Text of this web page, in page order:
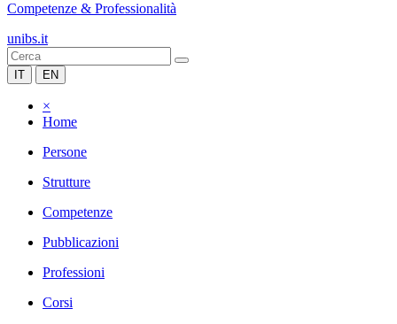
Competenze & Professionalità
unibs.it
IT EN
×
Home
Persone
Strutture
Competenze
Pubblicazioni
Professioni
Corsi